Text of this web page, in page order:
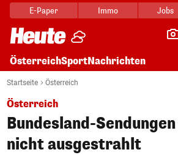
E-Paper Immo Jobs
ÖsterreichSportNachrichten
Startseite Österreich
Österreich
Bundesland-
nicht ausgestrahlt